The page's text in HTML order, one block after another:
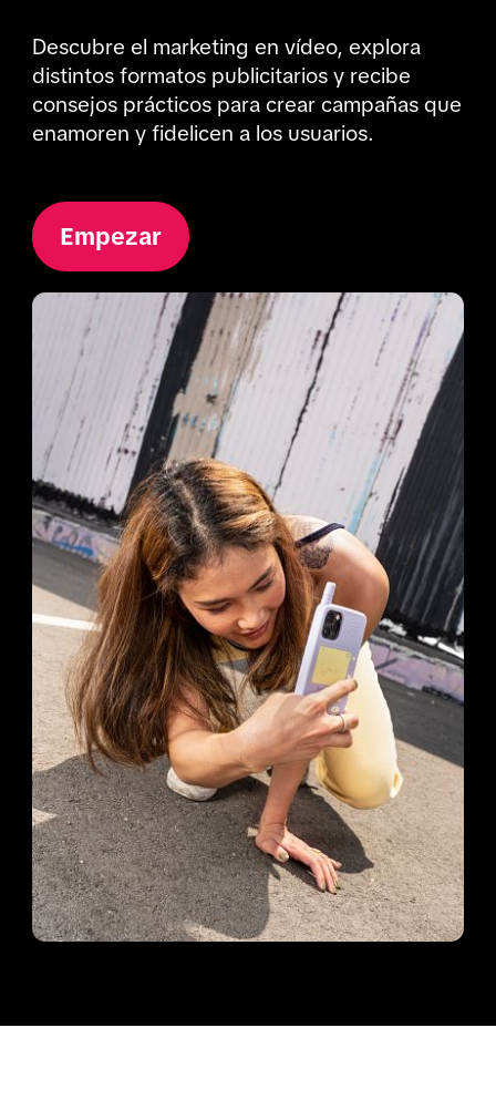
Descubre el marketing en vídeo, explora
distintos formatos publicitarios y recibe
consejos prácticos para crear campañas que
enamoren y fidelicen a los usuarios.
Empezar